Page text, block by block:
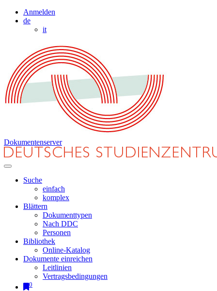
Anmelden
de
it
Dokumentenserver
Suche
einfach
komplex
Blättern
Dokumenttypen
Nach DDC
Personen
Bibliothek
Online-Katalog
Dokumente einreichen
Leitlinien
Vertragsbedingungen
0